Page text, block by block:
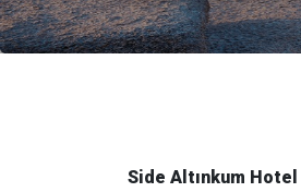
Side Altınkum Hotel